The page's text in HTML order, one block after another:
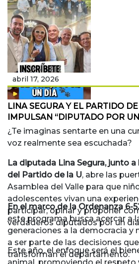
abril 17, 2026
LINA SEGURA Y EL PARTIDO
IMPULSAN “DIPUTADO POR
EL VALLE DEL CAUCA
¿Te imaginas sentarte en una
voz realmente sea escuchada?
La diputada Lina Segura, junto a
del Partido de la U, abre las
Asamblea del Valle para que
adolescentes vivan una
participar, opinar y proponer
verdaderos diputados por un
En el marco de la Ordenanza 6-
este programa busca acercar a
generaciones a la democracia y
a ser parte de las decisiones que
transforman el departamento.
Este año, el enfoque será el